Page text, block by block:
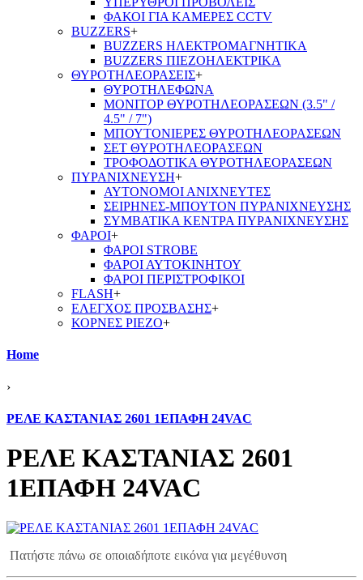
ΦΑΚΟΙ ΓΙΑ ΚΑΜΕΡΕΣ CCTV
BUZZERS+
BUZZERS ΗΛΕΚΤΡΟΜΑΓΝΗΤΙΚΑ
BUZZERS ΠΙΕΖΟΗΛΕΚΤΡΙΚΑ
ΘΥΡΟΤΗΛΕΟΡΑΣΕΙΣ+
ΘΥΡΟΤΗΛΕΦΩΝΑ
ΜΟΝΙΤΟΡ ΘΥΡΟΤΗΛΕΟΡΑΣΕΩΝ (3.5" /
4.5" / 7")
ΜΠΟΥΤΟΝΙΕΡΕΣ ΘΥΡΟΤΗΛΕΟΡΑΣΕΩΝ
ΣΕΤ ΘΥΡΟΤΗΛΕΟΡΑΣΕΩΝ
ΤΡΟΦΟΔΟΤΙΚΑ ΘΥΡΟΤΗΛΕΟΡΑΣΕΩΝ
ΠΥΡΑΝΙΧΝΕΥΣΗ+
ΑΥΤΟΝΟΜΟΙ ΑΝΙΧΝΕΥΤΕΣ
ΣΕΙΡΗΝΕΣ-ΜΠΟΥΤΟΝ ΠΥΡΑΝΙΧΝΕΥΣΗΣ
ΣΥΜΒΑΤΙΚΑ ΚΕΝΤΡΑ ΠΥΡΑΝΙΧΝΕΥΣΗΣ
ΦΑΡΟΙ+
ΦΑΡΟΙ STROBE
ΦΑΡΟΙ ΑΥΤΟΚΙΝΗΤΟΥ
ΦΑΡΟΙ ΠΕΡΙΣΤΡΟΦΙΚΟΙ
FLASH+
ΕΛΕΓΧΟΣ ΠΡΟΣΒΑΣΗΣ+
ΚΟΡΝΕΣ PIEZO+
Home
›
ΡΕΛΕ ΚΑΣΤΑΝΙΑΣ 2601 1ΕΠΑΦΗ 24VAC
ΡΕΛΕ ΚΑΣΤΑΝΙΑΣ 2601
1ΕΠΑΦΗ 24VAC
Πατήστε πάνω σε οποιαδήποτε εικόνα για μεγέθυνση